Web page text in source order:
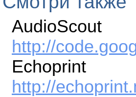
AudioScout
http://
Echoprint
http://